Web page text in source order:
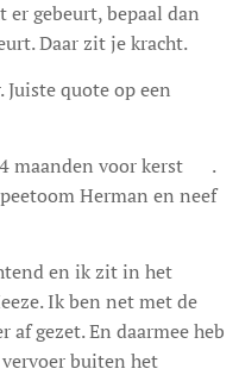
gebeurt, bepaal dan
Daar zit je kracht.
quote op een
maanden voor kerst 🤣.
Herman en neef
en ik zit in het
Ik ben net met de
af gezet. En daarmee heb
buiten het